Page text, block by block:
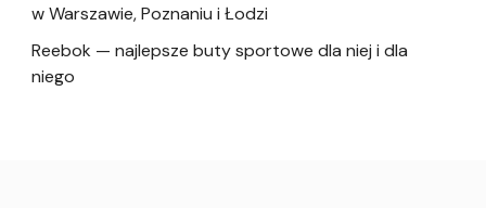
w Warszawie, Poznaniu i Łodzi
Reebok — najlepsze buty sportowe dla niej i dla
niego